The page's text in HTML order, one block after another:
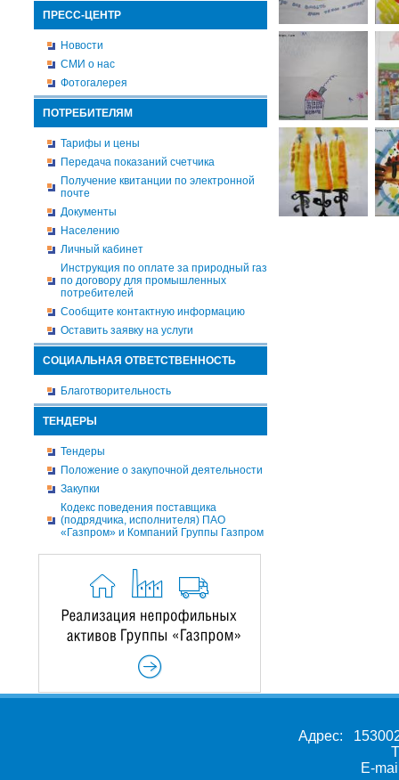
ПРЕСС-ЦЕНТР
Новости
СМИ о нас
Фотогалерея
ПОТРЕБИТЕЛЯМ
Тарифы и цены
Передача показаний счетчика
Получение квитанции по электронной
почте
Документы
Населению
Личный кабинет
Инструкция по оплате за природный газ
по договору для промышленных
потребителей
Сообщите контактную информацию
Оставить заявку на услуги
СОЦИАЛЬНАЯ ОТВЕТСТВЕННОСТЬ
Благотворительность
ТЕНДЕРЫ
Тендеры
Положение о закупочной деятельности
Закупки
Кодекс поведения поставщика
(подрядчика, исполнителя) ПАО
«Газпром» и Компаний Группы Газпром
Адрес:
E-